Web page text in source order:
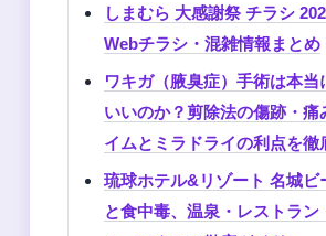
しまむら 大感謝祭 チラシ
Webチラシ・混雑情報まとめ
ワキガ（腋臭症）手術は本当
いいのか？剪除法の傷跡・痛
イムとミラドライの利点を徹
琉球ホテル&リゾート 名城ビ
と食中毒、温泉・レストラン